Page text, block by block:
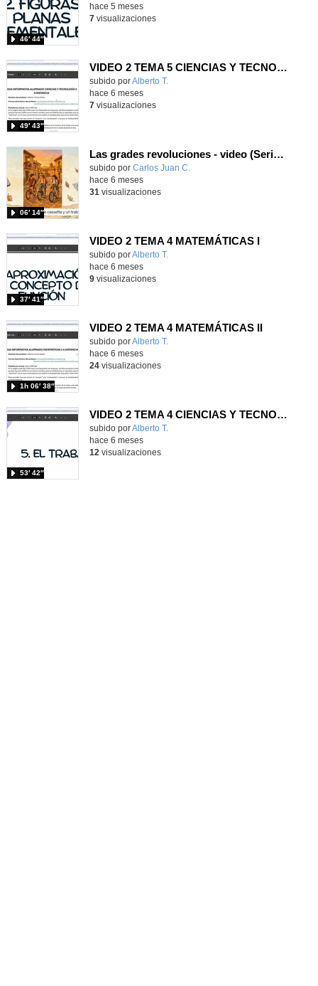
46′ 44″
hace 5 meses
7visualizaciones
VIDEO 2 TEMA 5 CIENCIAS Y TECNOLOGÍA II
Contenido educativo.
subido porAlberto T.
49′ 43″
hace 6 meses
7visualizaciones
Las grades revoluciones - video (Serie Un viaje por la historia 1)
Contenido educativo.
subido por Carlos Juan C.
06′ 14″
hace 6 meses
31 visualizaciones
VIDEO 2 TEMA 4 MATEMÁTICAS I
Contenido educativo.
subido porAlberto T.
37′ 41″
hace 6 meses
9visualizaciones
VIDEO 2 TEMA 4 MATEMÁTICAS II
Contenido educativo.
subido porAlberto T.
1h 06′ 38″
hace 6 meses
24visualizaciones
VIDEO 2 TEMA 4 CIENCIAS Y TECNOLOGÍA II
Contenido educativo.
subido porAlberto T.
53′ 42″
hace 6 meses
12 visualizaciones